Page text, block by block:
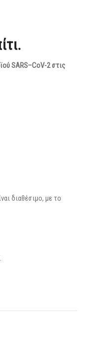
SARS–CoV-2 στις
διαθέσιμο, με το